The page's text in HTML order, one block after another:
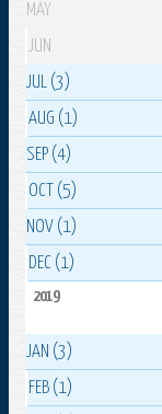
MAY
JUN
JUL (3)
AUG (1)
SEP (4)
OCT (5)
NOV (1)
DEC (1)
2019
JAN (3)
FEB (1)